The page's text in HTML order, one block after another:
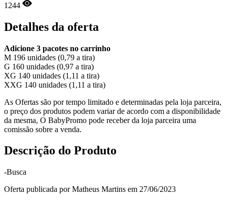
1244
Detalhes da oferta
Adicione 3 pacotes no carrinho
M 196 unidades (0,79 a tira)
G 160 unidades (0,97 a tira)
XG 140 unidades (1,11 a tira)
XXG 140 unidades (1,11 a tira)
As Ofertas são por tempo limitado e determinadas pela loja parceira,
o preço dos produtos podem variar de acordo com a disponibilidade
da mesma, O BabyPromo pode receber da loja parceira uma
comissão sobre a venda.
Descrição do Produto
-Busca
Oferta publicada por Matheus Martins em 27/06/2023